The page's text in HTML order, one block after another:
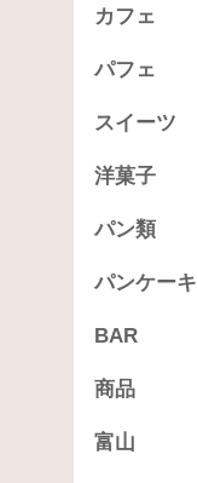
カフェ
パフェ
スイーツ
洋菓子
パン類
パンケーキ
BAR
商品
富山